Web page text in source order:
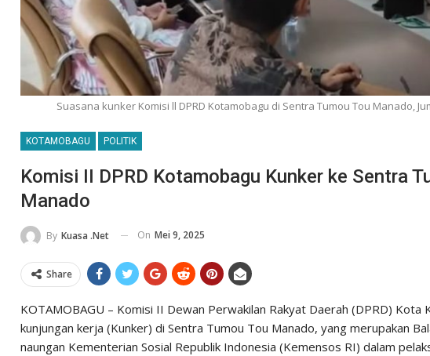
Suasana kunker Komisi ll DPRD Kotamobagu di Sentra Tumou Tou Manado,
KOTAMOBAGU POLITIK
Komisi II DPRD Kotamobagu Kunker ke Sentra
Manado
By Kuasa .net On Mei 9, 2025
Share
KOTAMOBAGU – Komisi II Dewan Perwakilan Rakyat Daerah (DPRD) Kota
kunjungan kerja (Kunker) di Sentra Tumou Tou Manado, yang merupakan
naungan Kementerian Sosial Republik Indonesia (Kemensos RI) dalam